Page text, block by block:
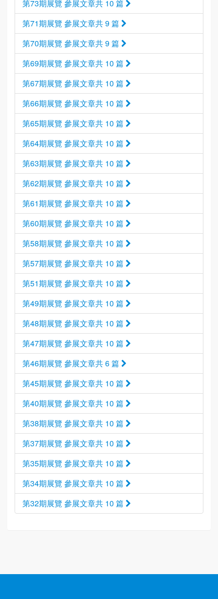
第73期展覽 參展文章共 10 篇
第71期展覽 參展文章共 9 篇
第70期展覽 參展文章共 9 篇
第69期展覽 參展文章共 10 篇
第67期展覽 參展文章共 10 篇
第66期展覽 參展文章共 10 篇
第65期展覽 參展文章共 10 篇
第64期展覽 參展文章共 10 篇
第63期展覽 參展文章共 10 篇
第62期展覽 參展文章共 10 篇
第61期展覽 參展文章共 10 篇
第60期展覽 參展文章共 10 篇
第58期展覽 參展文章共 10 篇
第57期展覽 參展文章共 10 篇
第51期展覽 參展文章共 10 篇
第49期展覽 參展文章共 10 篇
第48期展覽 參展文章共 10 篇
第47期展覽 參展文章共 10 篇
第46期展覽 參展文章共 6 篇
第45期展覽 參展文章共 10 篇
第40期展覽 參展文章共 10 篇
第38期展覽 參展文章共 10 篇
第37期展覽 參展文章共 10 篇
第35期展覽 參展文章共 10 篇
第34期展覽 參展文章共 10 篇
第32期展覽 參展文章共 10 篇